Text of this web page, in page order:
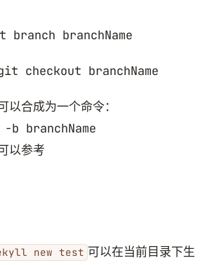
branch branchName
git checkout branchName
以合成为一个命令：
branchName
以参考
new test 可以在当前目录下生